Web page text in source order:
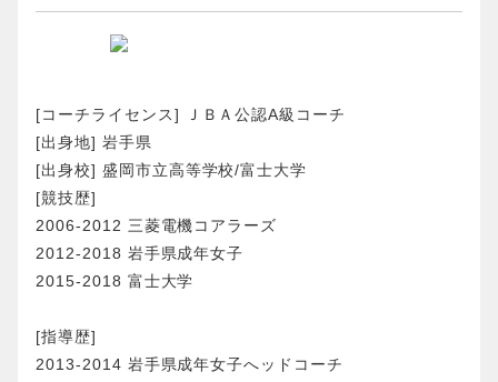
[コーチライセンス] ＪＢＡ公認A級コーチ
[出身地] 岩手県
[出身校] 盛岡市立高等学校/富士大学
[競技歴]
2006-2012 三菱電機コアラーズ
2012-2018 岩手県成年女子
2015-2018 富士大学
[指導歴]
2013-2014 岩手県成年女子へッドコーチ